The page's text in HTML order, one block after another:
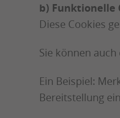
b) Funktionelle
Diese Cookies
Sie können
Ein Beispiel:
Bereitstellung